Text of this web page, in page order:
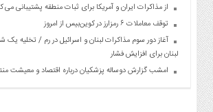
از مذاکرات ایران و آمریکا برای ثبات منطقه پشتیبانی می
توقف معاملات ۶ رمزارز در کوین‌بیس از امروز
آغاز دور سوم مذاکرات لبنان و اسرائیل در رم / تخلیه
لبنان برای افزایش فشار
امشب گزارش دوساله پزشکیان درباره اقتصاد و معیشت